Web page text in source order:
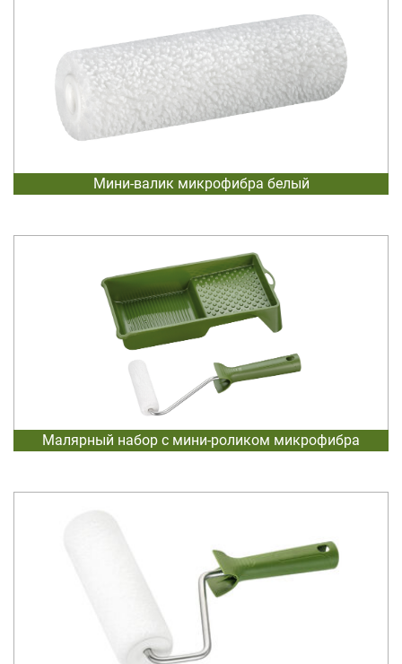
Мини-валик микрофибра белый
Малярный набор с мини-роликом микрофибра